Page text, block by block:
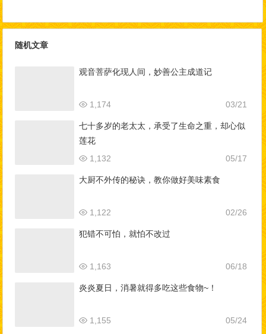
随机文章
观音菩萨化现人间，妙善公主成道记
03/21
1,174
七十多岁的老太太，承受了生命之重，却心似
莲花
05/17
1,132
大厨不外传的秘诀，教你做好美味素食
02/26
1,122
犯错不可怕，就怕不改过
06/18
1,163
炎炎夏日，消暑就得多吃这些食物~！
05/24
1,155